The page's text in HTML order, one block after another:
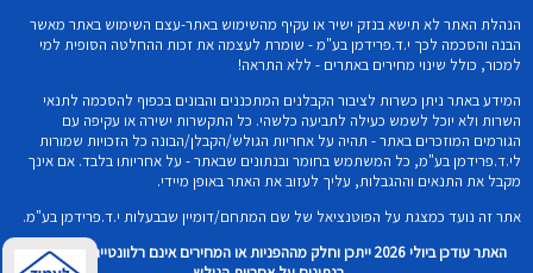
הנהלת האתר לא תישא בנזק ישיר או עקיף מהשימוש באתר-עצם השימוש באתר מאשר
הבנה והסכמה לכך י.ד.פרידמן בע"מ - שומרת לעצמה את זכות ההחלטה הסופית למי
למכור, כולל שינוי מחירים באתרים - ללא התראה!
המידע באתר ניתן כשרות לציבור הקבלנים המתכננים והבונים בכפוף להסכמה לתנאי
השרות ולא יוכל לשמש כעילה לתביעה כלשהי. כל התקשרות ישירה או עקיפה עם
הגורמים המוזכרים באתר - תהיה על אחריות הגולש/הקבלן/הבונה כל הזכויות שמורות
לי.ד.פרידמן בע"מ, כל המשתמש בחומר ובנתונים שבאתר - על אחריותו בלבד. אם אינך
מקבל את התנאים וההגבלות, עליך לעזוב את האתר באופן מיידי.
אתר זה נועד כמצגת על הפוטנציאל של שם המתחם/דומיין שבבעלות י.ד.פרידמן בע"מ.
האתר עודכן ביולי 2026 ייתכן וחלק מההפניות או המחירים אינם רלוונטיים וכל שימוש